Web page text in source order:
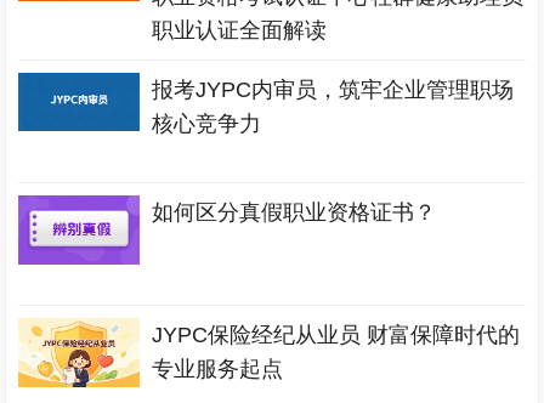
职业认证全面解读
报考JYPC内审员，筑牢企业管理职场
核心竞争力
如何区分真假职业资格证书？
JYPC保险经纪从业员 财富保障时代的
专业服务起点